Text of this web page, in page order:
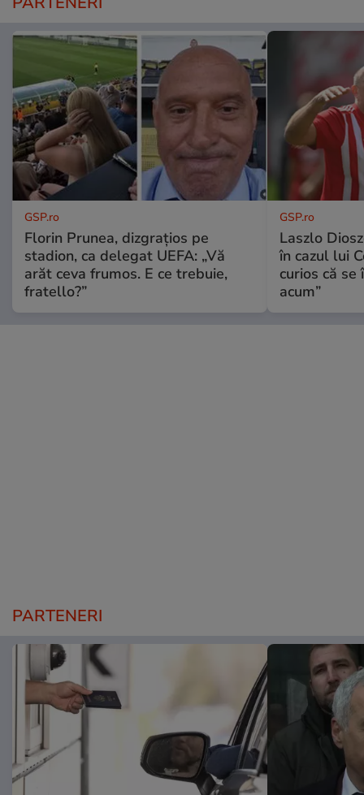
GSP.ro
Florin Prunea, dizgrațios pe
stadion, ca delegat UEFA: „Vă
arăt ceva frumos. E ce trebuie,
fratello?”
GSP.ro
Laszlo
în cazul lui
curios că
acum”
PARTENERI